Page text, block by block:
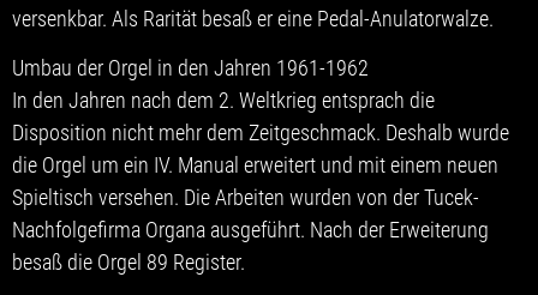
versenkbar. Als Rarität besaß er eine Pedal-Anulatorwalze.
Umbau der Orgel in den Jahren 1961-1962
In den Jahren nach dem 2. Weltkrieg entsprach die
Disposition nicht mehr dem Zeitgeschmack. Deshalb wurde
die Orgel um ein IV. Manual erweitert und mit einem neuen
Spieltisch versehen. Die Arbeiten wurden von der Tucek-
Nachfolgefirma Organa ausgeführt. Nach der Erweiterung
besaß die Orgel 89 Register.